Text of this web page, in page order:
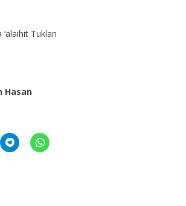
‘alaihit Tuklan
Hasan